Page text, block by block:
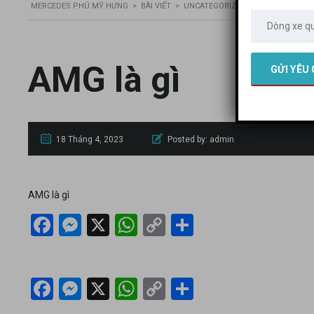
MERCEDES PHÚ MỸ HƯNG > BÀI VIẾT > UNCATEGORIZED
AMG là gì
18 Tháng 4, 2023 Posted by: admin
AMG là gì
Facebook
Messenger
X WhatsApp
CopyShare
Facebook
Messenger
X WhatsApp
CopyShare